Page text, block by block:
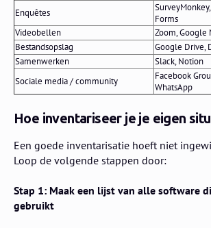
Enquêtes
Forms
Videobellen
Zoom, Google
Bestandsopslag
Google Drive,
Samenwerken
Slack, Notion
Sociale media / community
Facebook
WhatsApp
Hoe inventariseer je je eigen
Een goede inventarisatie hoeft niet
Loop de volgende stappen door:
Stap 1: Maak een lijst van alle software
gebruikt